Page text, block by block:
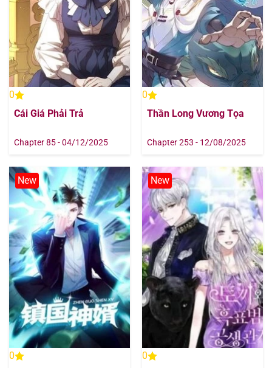
Chapter 8 18/08/2025
Chapter 7 18/08/2025
Chapter 6 18/08/2025
Chapter 2 18/08/2025
Chapter 1 18/08/2025
Chapter 0 18/08/2025
0
Cái Giá Phải Trả
Chapter 85 - 04/12/2025
0
Thần Long Vương Tọa
Chapter 253 - 12/08/2025
New
0
New
0